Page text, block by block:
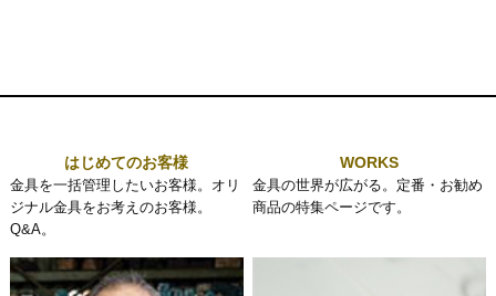
はじめてのお客様
金具を一括管理したいお客様。オリ
ジナル金具をお考えのお客様。
Q&A。
WORKS
金具の世界が広がる。定番・お勧め
商品の特集ページです。